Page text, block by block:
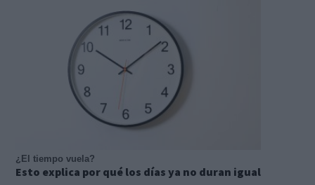
¿El tiempo vuela?
Esto explica por qué los días ya no duran igual